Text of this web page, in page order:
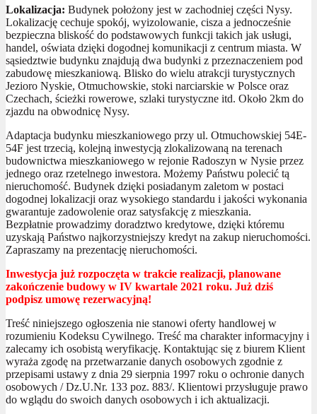
Lokalizacja: Budynek położony jest w zachodniej części Nysy.
Lokalizację cechuje spokój, wyizolowanie, cisza a jednocześnie
bezpieczna bliskość do podstawowych funkcji takich jak usługi,
handel, oświata dzięki dogodnej komunikacji z centrum miasta. W
sąsiedztwie budynku znajdują dwa budynki z przeznaczeniem pod
zabudowę mieszkaniową. Blisko do wielu atrakcji turystycznych
Jezioro Nyskie, Otmuchowskie, stoki narciarskie w Polsce oraz
Czechach, ścieżki rowerowe, szlaki turystyczne itd. Około 2km do
zjazdu na obwodnicę Nysy.
Adaptacja budynku mieszkaniowego przy ul. Otmuchowskiej 54E-
54F jest trzecią, kolejną inwestycją zlokalizowaną na terenach
budownictwa mieszkaniowego w rejonie Radoszyn w Nysie przez
jednego oraz rzetelnego inwestora. Możemy Państwu polecić tą
nieruchomość. Budynek dzięki posiadanym zaletom w postaci
dogodnej lokalizacji oraz wysokiego standardu i jakości wykonania
gwarantuje zadowolenie oraz satysfakcję z mieszkania.
Bezpłatnie prowadzimy doradztwo kredytowe, dzięki któremu
uzyskają Państwo najkorzystniejszy kredyt na zakup nieruchomości.
Zapraszamy na prezentację nieruchomości.
Inwestycja już rozpoczęta w trakcie realizacji, planowane
zakończenie budowy w IV kwartale 2021 roku. Już dziś
podpisz umowę rezerwacyjną!
Treść niniejszego ogłoszenia nie stanowi oferty handlowej w
rozumieniu Kodeksu Cywilnego. Treść ma charakter informacyjny i
zalecamy ich osobistą weryfikację. Kontaktując się z biurem Klient
wyraża zgodę na przetwarzanie danych osobowych zgodnie z
przepisami ustawy z dnia 29 sierpnia 1997 roku o ochronie danych
osobowych / Dz.U.Nr. 133 poz. 883/. Klientowi przysługuje prawo
do wglądu do swoich danych osobowych i ich aktualizacji.